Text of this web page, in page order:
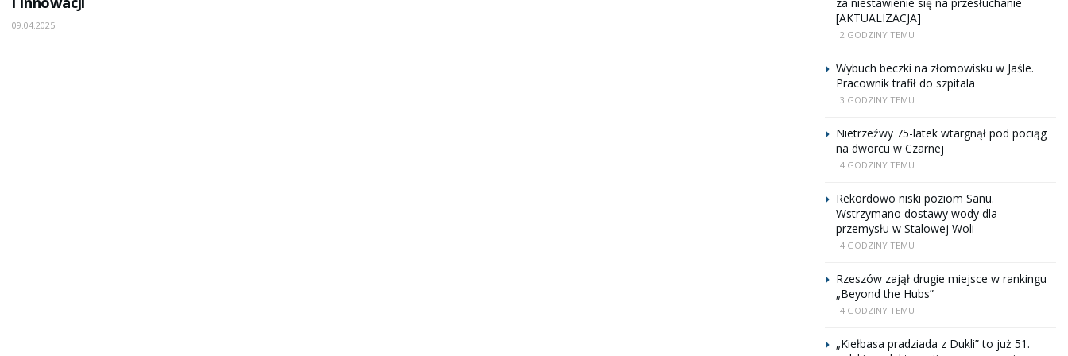
09.04.2025
[AKTUALIZACJA]
2 GODZINY TEMU
Wybuch beczki na złomowisku w Jaśle.
Pracownik trafił do szpitala
3 GODZINY TEMU
Nietrzeźwy 75-latek wtargnął pod pociąg
na dworcu w Czarnej
4 GODZINY TEMU
Rekordowo niski poziom Sanu.
Wstrzymano dostawy wody dla
przemysłu w Stalowej Woli
4 GODZINY TEMU
Rzeszów zajął drugie miejsce w rankingu
„Beyond the Hubs”
4 GODZINY TEMU
„Kiełbasa pradziada z Dukli” to już 51.